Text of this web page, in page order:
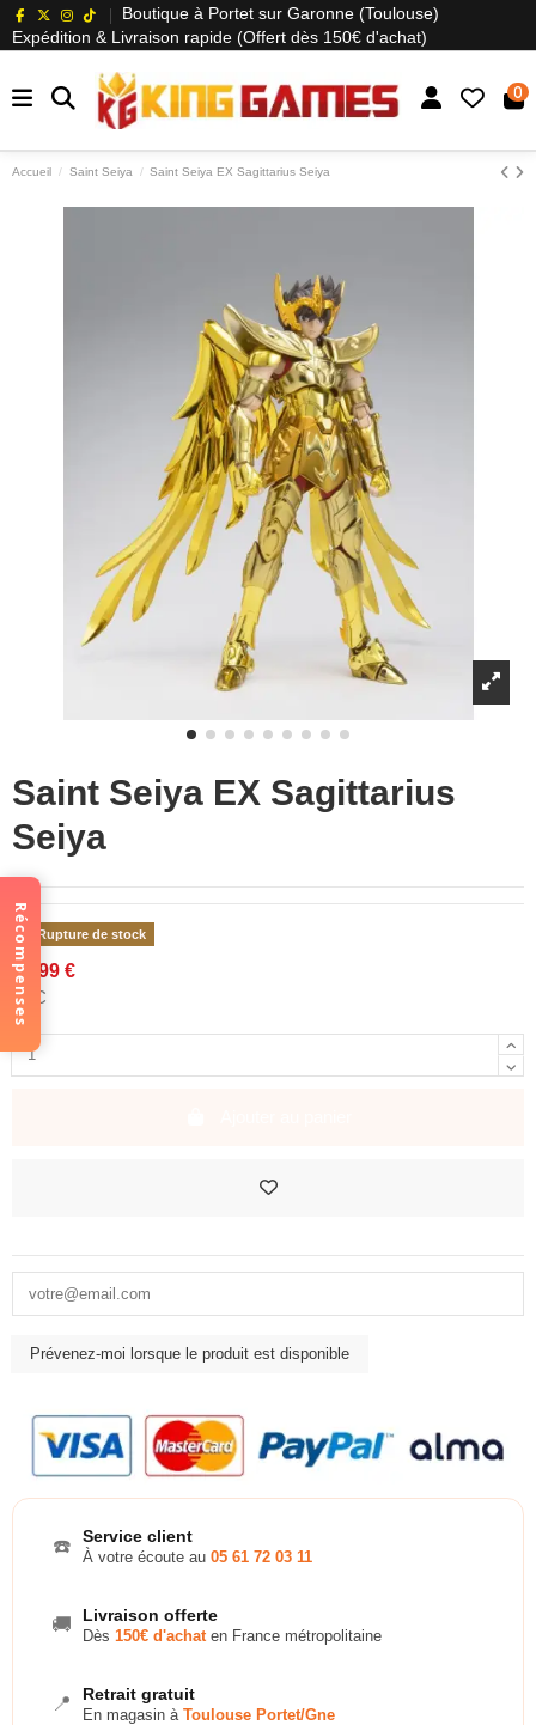
Boutique à Portet sur Garonne (Toulouse)
Expédition & Livraison rapide (Offert dès 150€ d'achat)
0
Accueil Saint Seiya Saint Seiya EX Sagittarius Seiya
Saint Seiya EX Sagittarius
Seiya
Rupture de stock
99,99 €
TTC
☎️ Service client
À votre écoute au 05 61 72 03 11
🚚 Livraison offerte
Dès 150€ d'achaten France métropolitaine
📍 Retrait gratuit
En magasin à Toulouse Portet/Gne
Récompenses